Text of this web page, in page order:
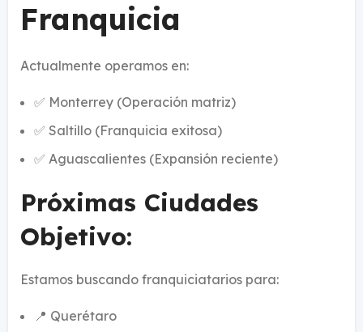
Franquicia
Actualmente operamos en:
✅ Monterrey (Operación matriz)
✅ Saltillo (Franquicia exitosa)
✅ Aguascalientes (Expansión reciente)
Próximas Ciudades
Objetivo:
Estamos buscando franquiciatarios para:
📍 Querétaro